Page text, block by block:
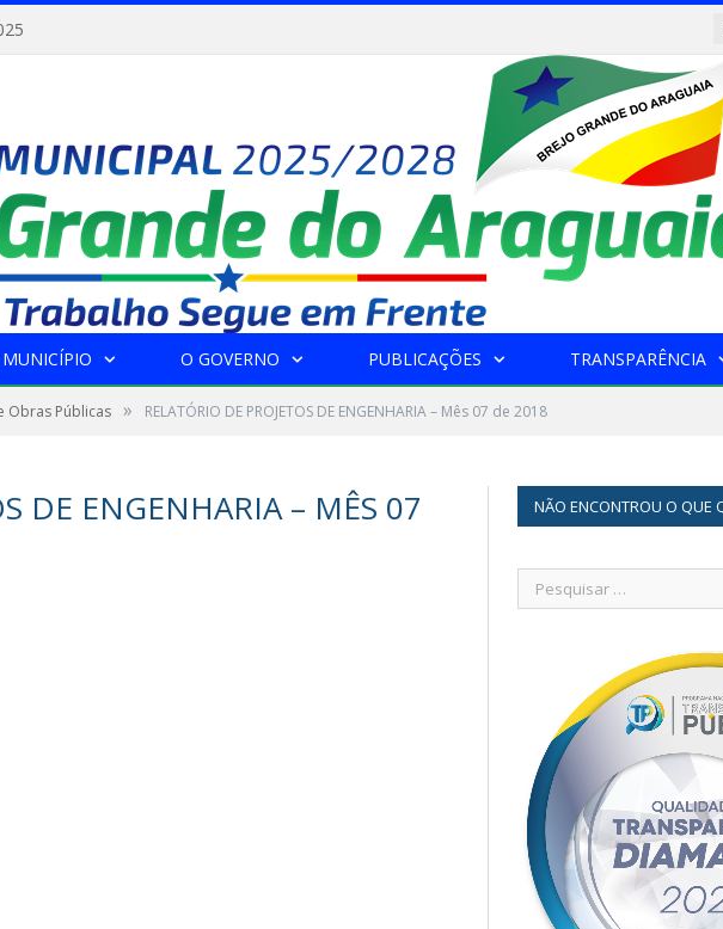
O GOVERNO PUBLICAÇÕES TRANSPARÊNCIA
Obras Públicas » RELATÓRIO DE PROJETOS DE ENGENHARIA – Mês 07 de 2018
DE ENGENHARIA – MÊS 07
NÃO ENCONTROU O QUE